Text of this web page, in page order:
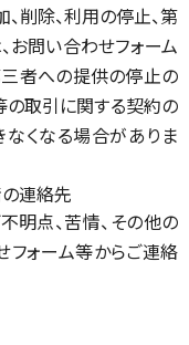
削除、利用の停止、第
お問い合わせフォーム
三者への提供の停止の
の取引に関する契約の
なくなる場合がありま
連絡先
明点、苦情、その他の
フォーム等からご連絡